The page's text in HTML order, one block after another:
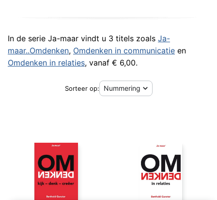
In de serie Ja-maar vindt u 3 titels zoals Ja-
maar..Omdenken, Omdenken in communicatie en
Omdenken in relaties, vanaf € 6,00.
Sorteer op: